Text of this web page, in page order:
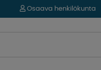
Osaava henkilökunta